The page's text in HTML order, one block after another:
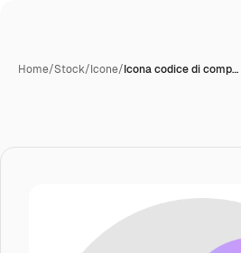
Home/Stock/Icone/Icona codice di comp…